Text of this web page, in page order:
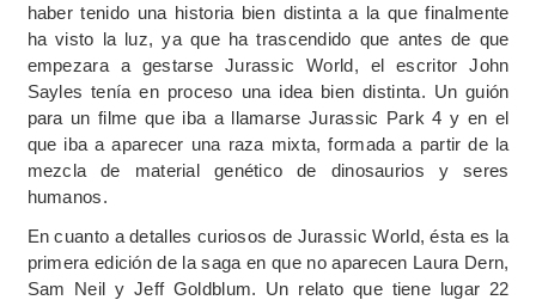
haber tenido una historia bien distinta a la que finalmente
ha visto la luz, ya que ha trascendido que antes de que
empezara a gestarse Jurassic World, el escritor John
Sayles tenía en proceso una idea bien distinta. Un guión
para un filme que iba a llamarse Jurassic Park 4 y en el
que iba a aparecer una raza mixta, formada a partir de la
mezcla de material genético de dinosaurios y seres
humanos.
En cuanto a detalles curiosos de Jurassic World, ésta es la
primera edición de la saga en que no aparecen Laura Dern,
Sam Neil y Jeff Goldblum. Un relato que tiene lugar 22